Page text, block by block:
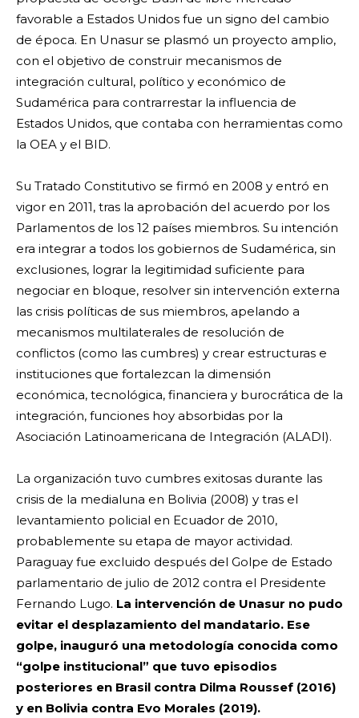
favorable a Estados Unidos fue un signo del cambio
de época. En Unasur se plasmó un proyecto amplio,
con el objetivo de construir mecanismos de
integración cultural, político y económico de
Sudamérica para contrarrestar la influencia de
Estados Unidos, que contaba con herramientas como
la OEA y el BID.
Su Tratado Constitutivo se firmó en 2008 y entró en
vigor en 2011, tras la aprobación del acuerdo por los
Parlamentos de los 12 países miembros. Su intención
era integrar a todos los gobiernos de Sudamérica, sin
exclusiones, lograr la legitimidad suficiente para
negociar en bloque, resolver sin intervención externa
las crisis políticas de sus miembros, apelando a
mecanismos multilaterales de resolución de
conflictos (como las cumbres) y crear estructuras e
instituciones que fortalezcan la dimensión
económica, tecnológica, financiera y burocrática de la
integración, funciones hoy absorbidas por la
Asociación Latinoamericana de Integración (ALADI).
La organización tuvo cumbres exitosas durante las
crisis de la medialuna en Bolivia (2008) y tras el
levantamiento policial en Ecuador de 2010,
probablemente su etapa de mayor actividad.
Paraguay fue excluido después del Golpe de Estado
parlamentario de julio de 2012 contra el Presidente
Fernando Lugo. La intervención de Unasur no pudo
evitar el desplazamiento del mandatario. Ese
golpe, inauguró una metodología conocida como
“golpe institucional” que tuvo episodios
posteriores en Brasil contra Dilma Roussef (2016)
y en Bolivia contra Evo Morales (2019).